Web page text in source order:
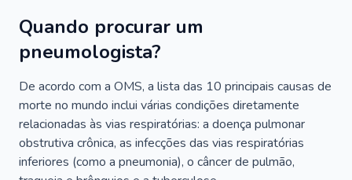
Quando procurar um
pneumologista?
De acordo com a OMS, a lista das 10 principais causas de
morte no mundo inclui várias condições diretamente
relacionadas às vias respiratórias: a doença pulmonar
obstrutiva crônica, as infecções das vias respiratórias
inferiores (como a pneumonia), o câncer de pulmão,